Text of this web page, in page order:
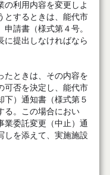
利用内容を変更しよ
とするときは、能代市
請書（様式第４号。
に提出しなければなら
ときは、その内容を
可否を決定し、能代市
下）通知書（様式第５
る。この場合におい
業委託変更（中止）通
しを添えて、実施施設